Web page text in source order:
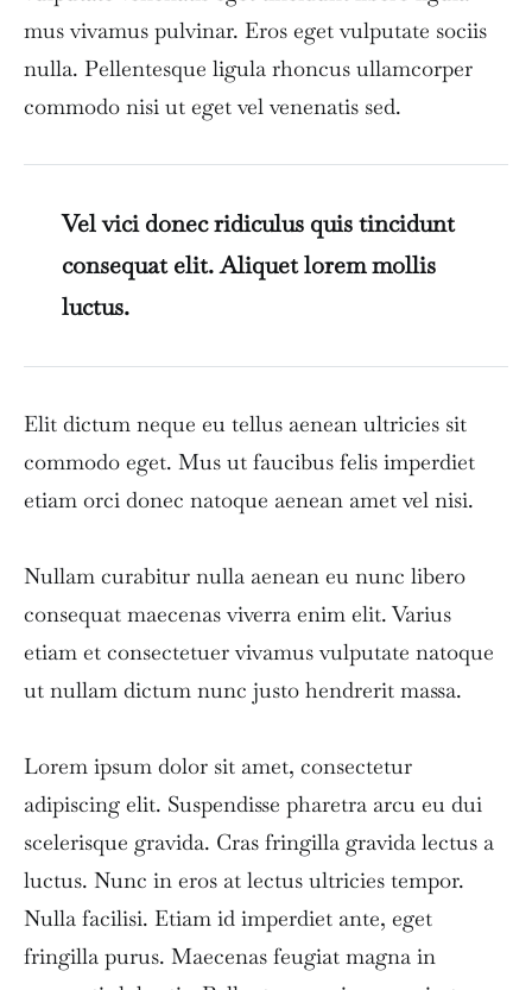
mus vivamus pulvinar. Eros eget vulputate sociis
nulla. Pellentesque ligula rhoncus ullamcorper
commodo nisi ut eget vel venenatis sed.
Vel vici donec ridiculus quis tincidunt
consequat elit. Aliquet lorem mollis
luctus.
Elit dictum neque eu tellus aenean ultricies sit
commodo eget. Mus ut faucibus felis imperdiet
etiam orci donec natoque aenean amet vel nisi.
Nullam curabitur nulla aenean eu nunc libero
consequat maecenas viverra enim elit. Varius
etiam et consectetuer vivamus vulputate natoque
ut nullam dictum nunc justo hendrerit massa.
Lorem ipsum dolor sit amet, consectetur
adipiscing elit. Suspendisse pharetra arcu eu dui
scelerisque gravida. Cras fringilla gravida lectus a
luctus. Nunc in eros at lectus ultricies tempor.
Nulla facilisi. Etiam id imperdiet ante, eget
fringilla purus. Maecenas feugiat magna in